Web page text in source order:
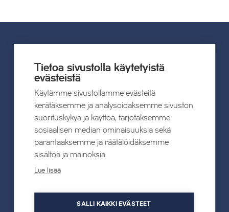
UUTISET
Kaikki uutiset
22.07.2026
Tahkon Talviteatterissa nauretaan
suomalaiselle arjelle
Lue lisää
Tietoa sivustolla käytetyistä
evästeistä
Käytämme sivustollamme evästeitä
kerätäksemme ja analysoidaksemme sivuston
suorituskykyä ja käyttöä, tarjotaksemme
sosiaalisen median ominaisuuksia sekä
parantaaksemme ja räätälöidäksemme
sisältöä ja mainoksia.
Lue lisää
SALLI KAIKKI EVÄSTEET